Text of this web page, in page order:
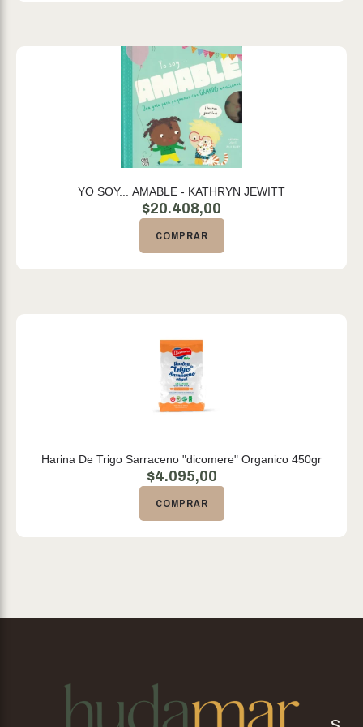
YO SOY... AMABLE - KATHRYN JEWITT
$20.408,00
COMPRAR
Harina De Trigo Sarraceno "dicomere" Organico 450gr
$4.095,00
COMPRAR